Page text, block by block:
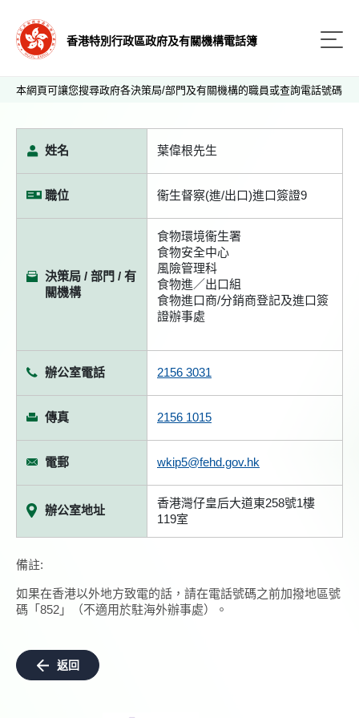
香港特別行政區政府及有關機構電話簿
本網頁可讓您搜尋政府各決策局/部門及有關機構的職員或查詢電話號碼
姓名 葉偉根先生
職位 衞生督察(進/出口)進口簽證9
決策局 / 部門 / 有
關機構
食物環境衞生署
食物安全中心
風險管理科
食物進／出口組
食物進口商/分銷商登記及進口簽
證辦事處
辦公室電話 2156 3031
傳真 2156 1015
電郵 wkip5@fehd.gov.hk
辦公室地址
香港灣仔皇后大道東258號1樓
119室
備註:
如果在香港以外地方致電的話，請在電話號碼之前加撥地區號
碼「852」（不適用於駐海外辦事處）。
返回